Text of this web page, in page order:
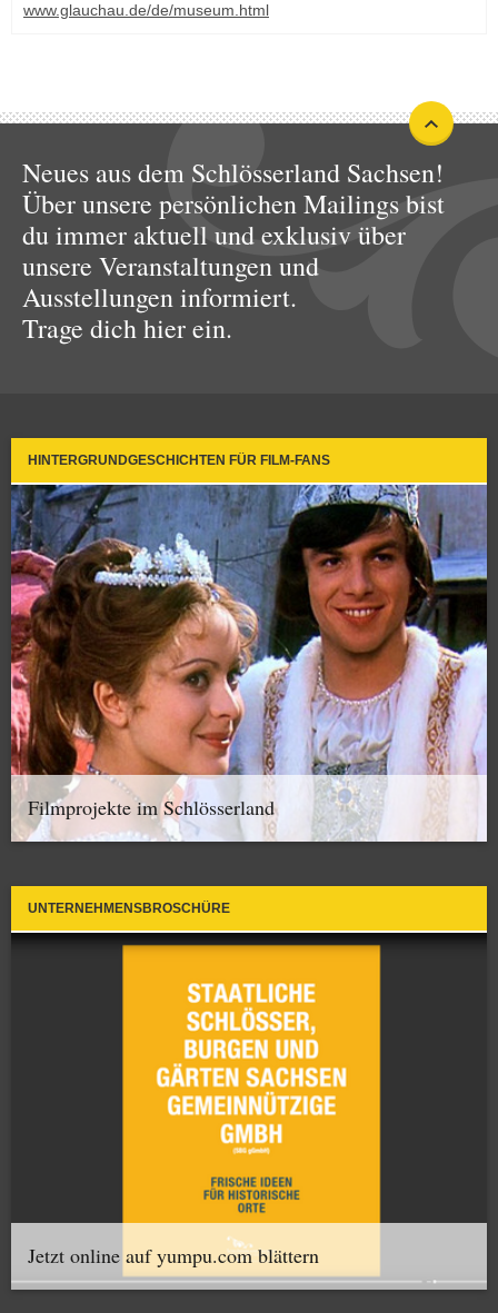
www.glauchau.de/de/museum.html
Neues aus dem Schlösserland Sachsen!
Über unsere persönlichen Mailings bist
du immer aktuell und exklusiv über
unsere Veranstaltungen und
Ausstellungen informiert.
Trage dich hier ein.
HINTERGRUNDGESCHICHTEN FÜR FILM-FANS
Filmprojekte im Schlösserland
UNTERNEHMENSBROSCHÜRE
Jetzt online auf yumpu.com blättern